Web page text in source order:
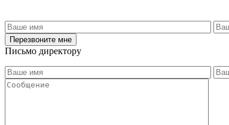
Письмо директору